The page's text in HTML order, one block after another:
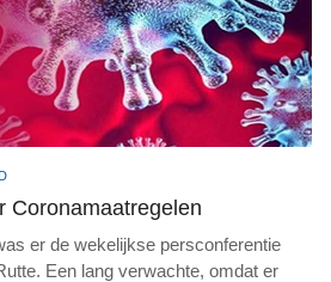
Coronamaatregelen
er de wekelijkse persconferentie
Een lang verwachte, omdat er